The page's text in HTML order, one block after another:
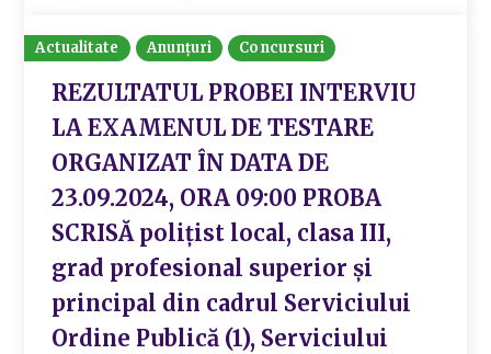
Actualitate Anunțuri Concursuri
REZULTATUL PROBEI INTERVIU
LA EXAMENUL DE TESTARE
ORGANIZAT ÎN DATA DE
23.09.2024, ORA 09:00 PROBA
SCRISĂ polițist local, clasa III,
grad profesional superior și
principal din cadrul Serviciului
Ordine Publică (1), Serviciului